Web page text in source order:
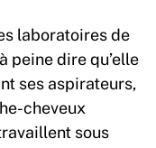
laboratoires de
peine dire qu’elle
ses aspirateurs,
cheveux
sous